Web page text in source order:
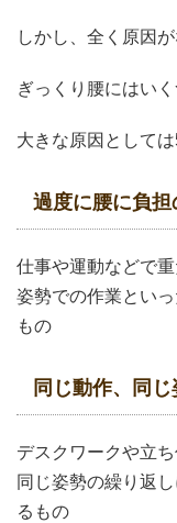
しかし、全く原因
ぎっくり腰にはい
大きな原因としては
過度に腰に負
仕事や運動などで
姿勢での作業とい
もの
同じ動作、同
デスクワークや立
同じ姿勢の繰り返
るもの